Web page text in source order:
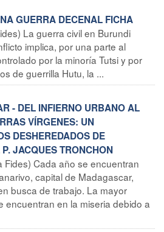
GUERRA DECENAL FICHA
La guerra civil en Burundi
implica, por una parte al
por la minoría Tutsi y por
de guerrilla Hutu, la ...
- DEL INFIERNO URBANO AL
VÍRGENES: UN
DESHEREDADOS DE
JACQUES TRONCHON
Fides) Cada año se encuentran
capital de Madagascar,
busca de trabajo. La mayor
encuentran en la miseria debido a